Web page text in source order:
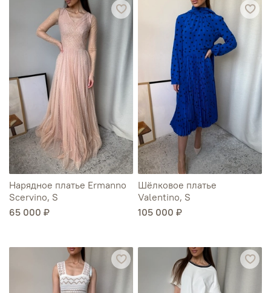
Нарядное платье Ermanno
Scervino, S
65 000 ₽
Шёлковое платье
Valentino, S
105 000 ₽